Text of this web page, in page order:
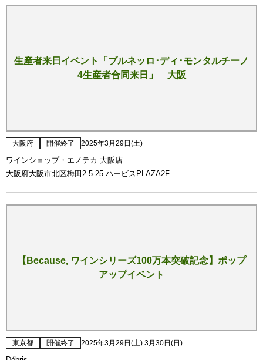
生産者来日イベント「ブルネッロ･ディ･モンタルチーノ
4生産者合同来日」 大阪
大阪府 開催終了 2025年3月29日(土)
ワインショップ・エノテカ 大阪店
大阪府大阪市北区梅田2-5-25 ハービスPLAZA2F
【Because, ワインシリーズ100万本突破記念】ポップ
アップイベント
東京都 開催終了 2025年3月29日(土) 3月30日(日)